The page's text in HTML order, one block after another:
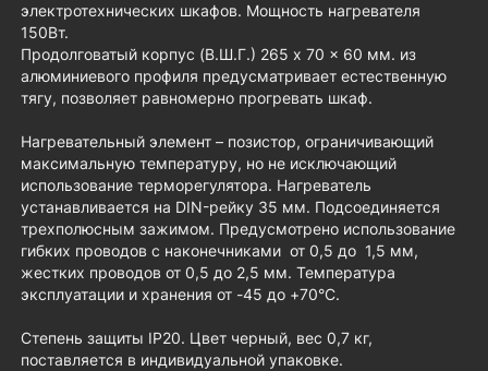
электротехнических шкафов. Мощность нагревателя
150Вт.
Продолговатый корпус (В.Ш.Г.) 265 x 70 x 60 мм. из
алюминиевого профиля предусматривает естественную
тягу, позволяет равномерно прогревать шкаф.
Нагревательный элемент – позистор, ограничивающий
максимальную температуру, но не исключающий
использование терморегулятора. Нагреватель
устанавливается на DIN-рейку 35 мм. Подсоединяется
трехполюсным зажимом. Предусмотрено использование
гибких проводов с наконечниками от 0,5 до 1,5 мм,
жестких проводов от 0,5 до 2,5 мм. Температура
эксплуатации и хранения от -45 до +70°C.
Степень защиты IP20. Цвет черный, вес 0,7 кг,
поставляется в индивидуальной упаковке.